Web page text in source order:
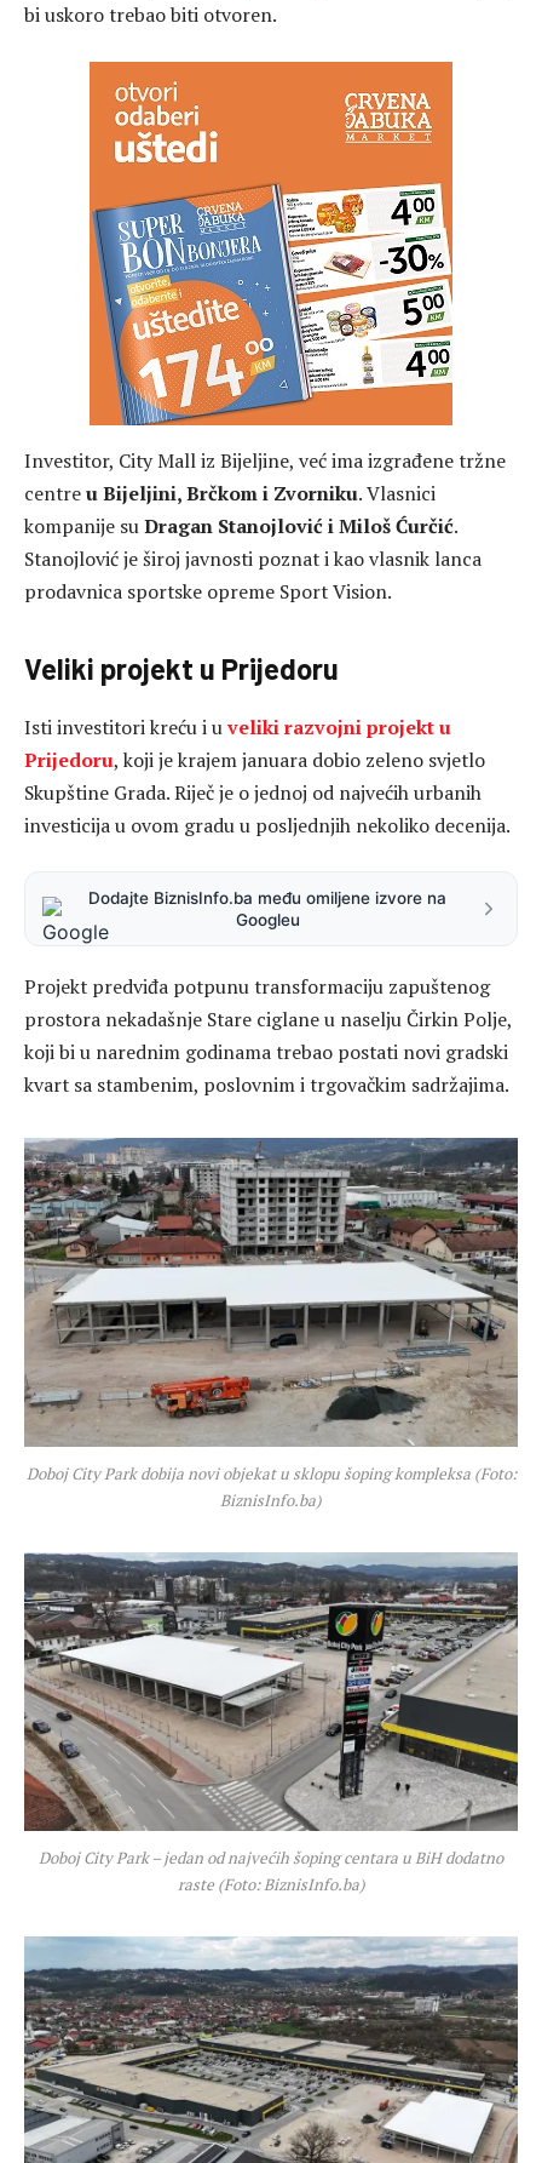
bi uskoro trebao biti otvoren.
Investitor, City Mall iz Bijeljine, već ima izgrađene tržne
centreu Bijeljini, Brčkom i Zvorniku. Vlasnici
kompanije suDragan Stanojlović i Miloš Ćurčić.
Stanojlović je široj javnosti poznat i kao vlasnik lanca
prodavnica sportske opreme Sport Vision.
Veliki projekt u Prijedoru
Isti investitori kreću i uveliki razvojni projekt u
Prijedoru, koji je krajem januara dobio zeleno svjetlo
Skupštine Grada. Riječ je o jednoj od najvećih urbanih
investicija u ovom gradu u posljednjih nekoliko decenija.
Dodajte BiznisInfo.ba među omiljene izvore na
Googleu
Projekt predviđa potpunu transformaciju zapuštenog
prostora nekadašnje Stare ciglane u naselju Čirkin Polje,
koji bi u narednim godinama trebao postati novi gradski
kvart sa stambenim, poslovnim i trgovačkim sadržajima.
Doboj City Park dobija novi objekat u sklopu šoping kompleksa (Foto:
BiznisInfo.ba)
Doboj City Park – jedan od najvećih šoping centara u BiH dodatno
raste (Foto: BiznisInfo.ba)